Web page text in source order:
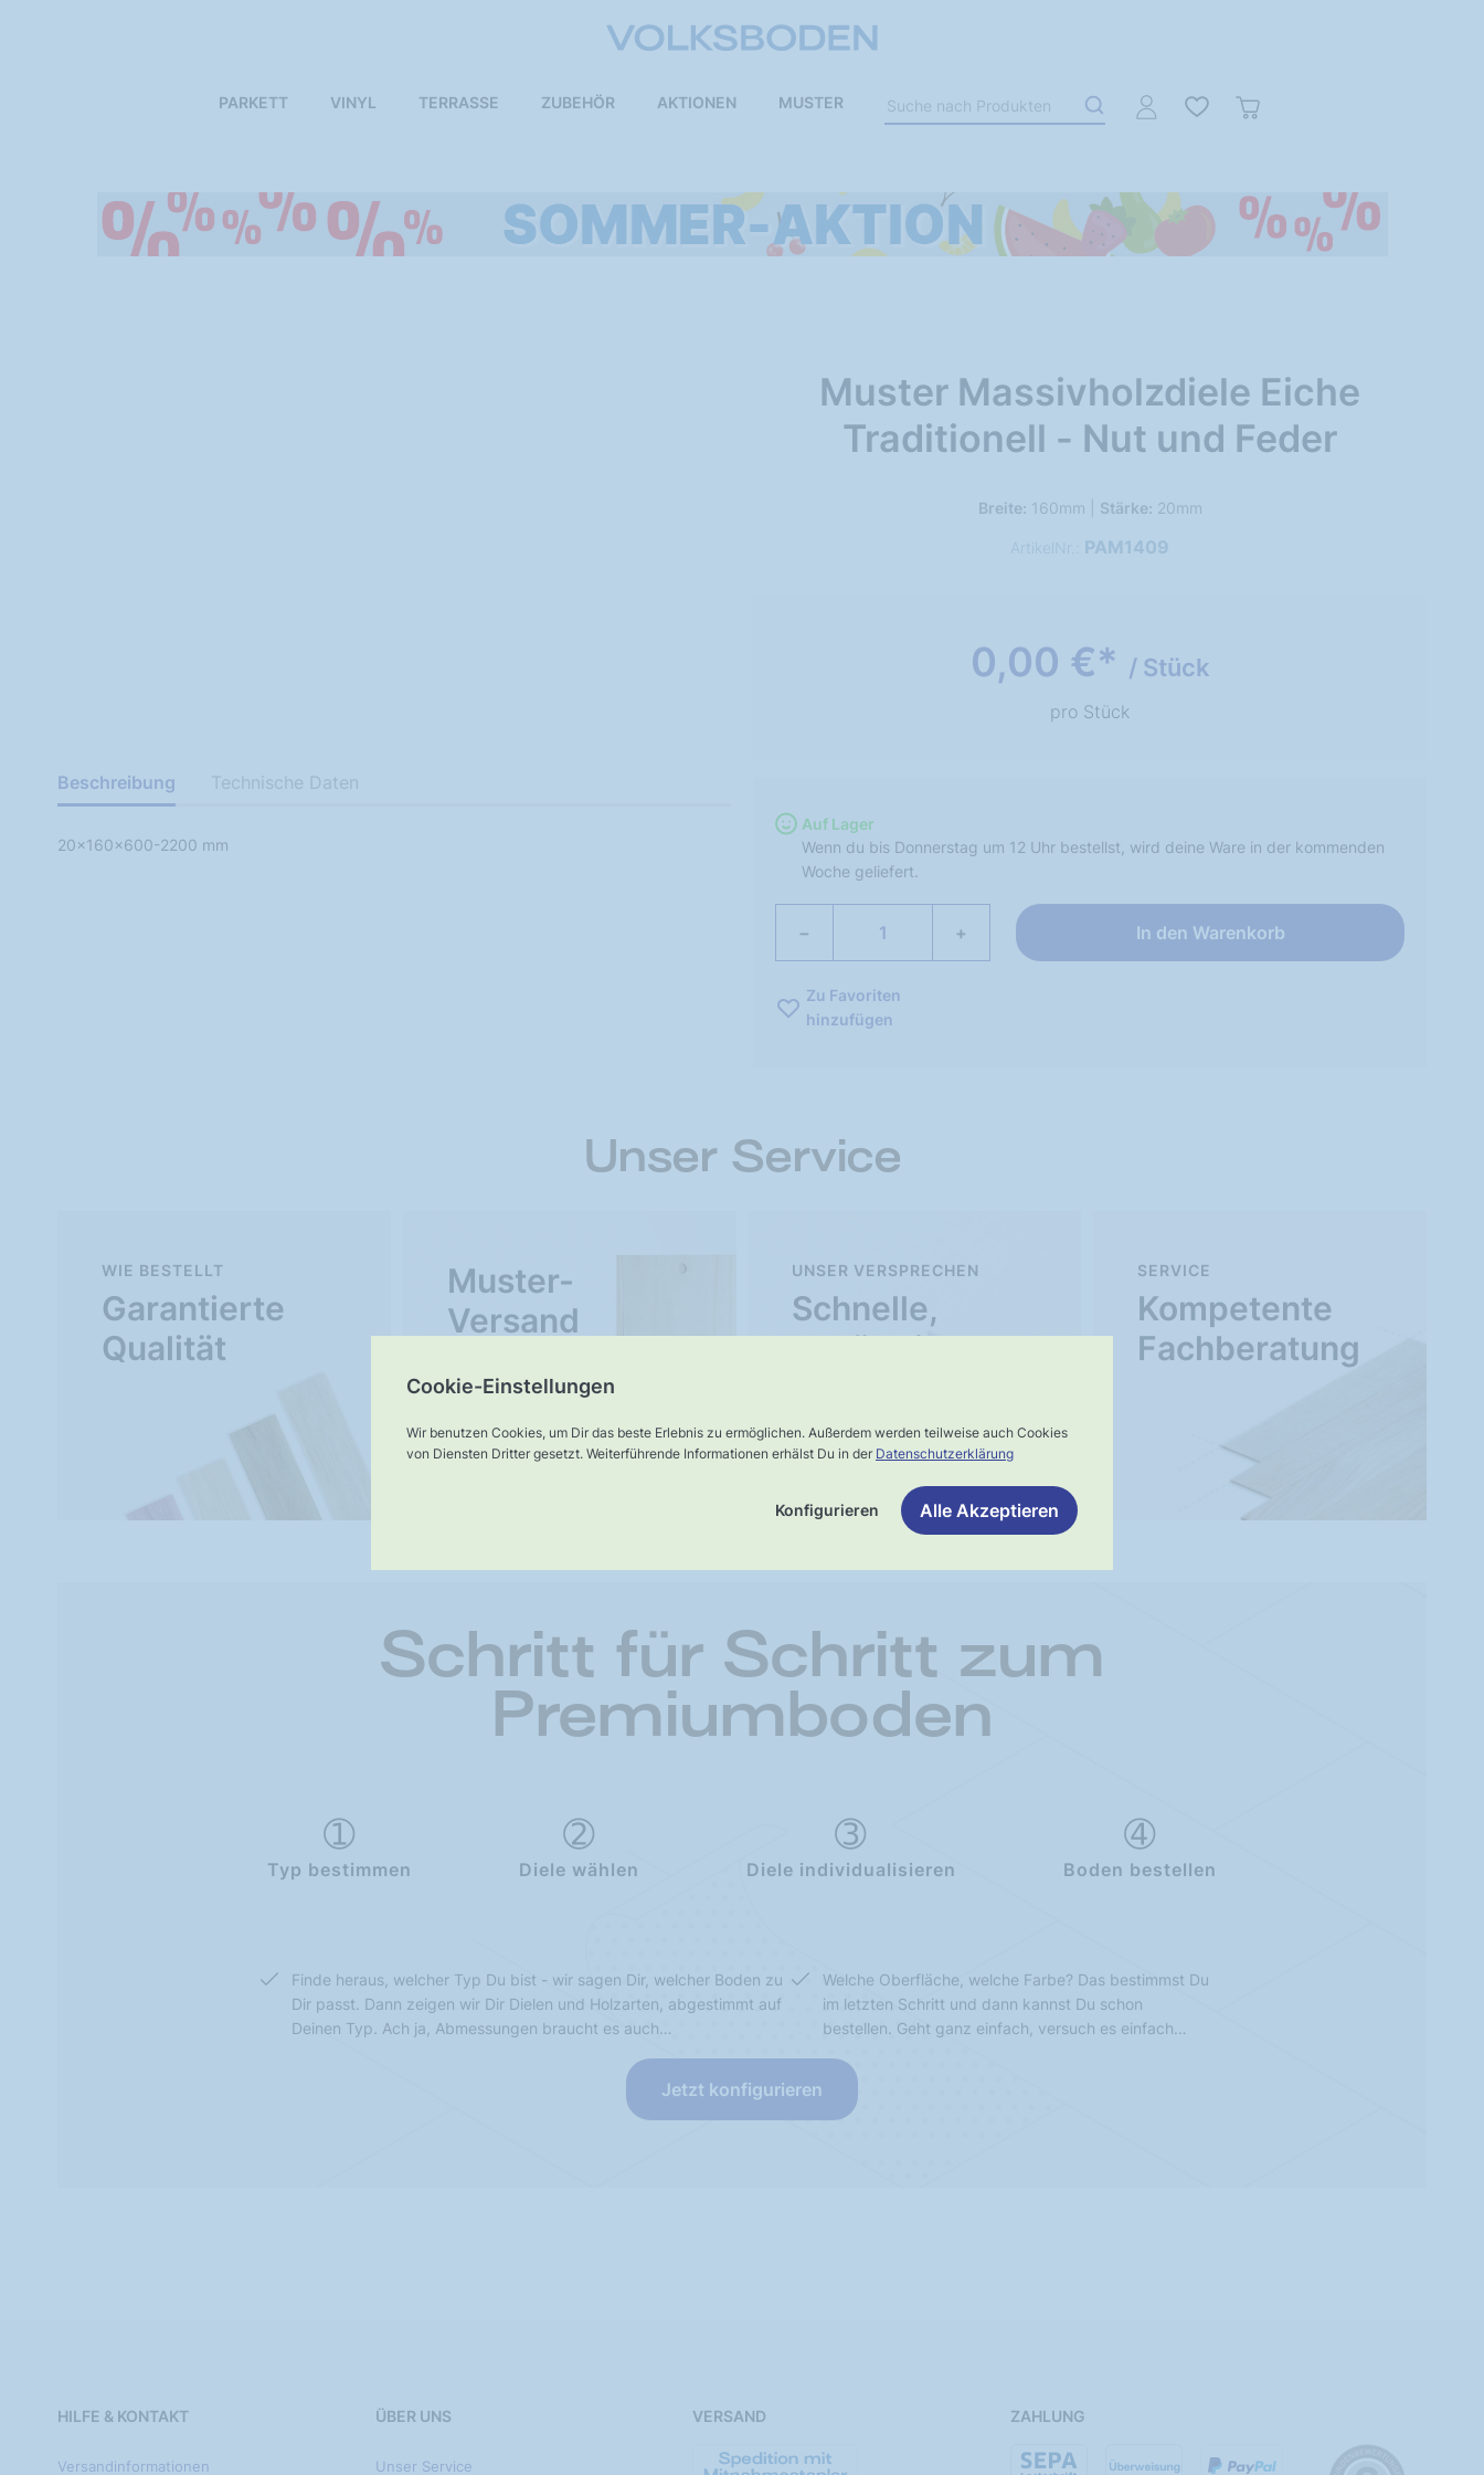
Cookie-Einstellungen
Wir benutzen Cookies, um Dir das beste Erlebnis zu ermöglichen. Außerdem werden teilweise auch Cookies
von Diensten Dritter gesetzt. Weiterführende Informationen erhälst Du in der Datenschutzerklärung
Konfigurieren Alle Akzeptieren
PARKETT VINYL TERRASSE ZUBEHÖR AKTIONEN MUSTER
Muster Massivholzdiele Eiche
Traditionell - Nut und Feder
Breite: 160mm | Stärke: 20mm
ArtikelNr.: PAM1409
0,00 €* / Stück
pro Stück
Auf Lager
Wenn du bis Donnerstag um 12 Uhr bestellst, wird deine Ware in der kommenden
Woche geliefert.
− + In den Warenkorb
Zu Favoriten
hinzufügen
Beschreibung
20x160x600-2200 mm
Technische Daten
Unser Service
Garantierte
Qualität
WIE BESTELLT
Muster-
Versand
Schnelle,
verlässliche
UNSER VERSPRECHEN
Kompetente
Fachberatung
SERVICE
Schritt für Schritt zum
Premiumboden
Typ bestimmen Diele wählen Diele individualisieren Boden bestellen
Finde heraus, welcher Typ Du bist - wir sagen Dir, welcher Boden zu
Dir passt. Dann zeigen wir Dir Dielen und Holzarten, abgestimmt auf
Deinen Typ. Ach ja, Abmessungen braucht es auch…
Welche Oberfläche, welche Farbe? Das bestimmst Du
im letzten Schritt und dann kannst Du schon
bestellen. Geht ganz einfach, versuch es einfach…
Jetzt konfigurieren
HILFE & KONTAKT
Versandinformationen
ÜBER UNS
Unser Service
VERSAND ZAHLUNG